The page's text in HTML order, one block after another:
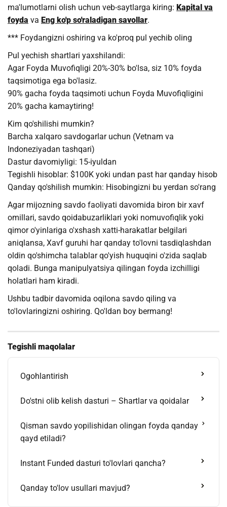
ma'lumotlarni olish uchun veb-saytlarga kiring: Kapital va
foyda va Eng ko'p so'raladigan savollar.
*** Foydangizni oshiring va ko'proq pul yechib oling
Pul yechish shartlari yaxshilandi:
Agar Foyda Muvofiqligi 20%-30% bo'lsa, siz 10% foyda
taqsimotiga ega bo'lasiz.
90% gacha foyda taqsimoti uchun Foyda Muvofiqligini
20% gacha kamaytiring!
Kim qo'shilishi mumkin?
Barcha xalqaro savdogarlar uchun (Vetnam va
Indoneziyadan tashqari)
Dastur davomiyligi: 15-iyuldan
Tegishli hisoblar: $100K yoki undan past har qanday hisob
Qanday qo'shilish mumkin: Hisobingizni bu yerdan so'rang
Agar mijozning savdo faoliyati davomida biron bir xavf
omillari, savdo qoidabuzarliklari yoki nomuvofiqlik yoki
qimor o'yinlariga o'xshash xatti-harakatlar belgilari
aniqlansa, Xavf guruhi har qanday to'lovni tasdiqlashdan
oldin qo'shimcha talablar qo'yish huquqini o'zida saqlab
qoladi. Bunga manipulyatsiya qilingan foyda izchilligi
holatlari ham kiradi.
Ushbu tadbir davomida oqilona savdo qiling va
to'lovlaringizni oshiring. Qo'ldan boy bermang!
Tegishli maqolalar
Ogohlantirish
Do'stni olib kelish dasturi – Shartlar va qoidalar
Qisman savdo yopilishidan olingan foyda qanday
qayd etiladi?
Instant Funded dasturi to'lovlari qancha?
Qanday to'lov usullari mavjud?